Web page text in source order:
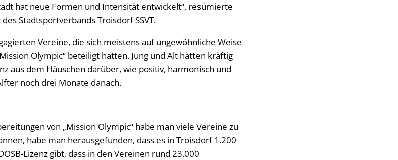
hat neue Formen und Intensität entwickelt“, resümierte
Stadtsportverbands Troisdorf SSVT.
Vereine, die sich meistens auf ungewöhnliche Weise
Olympic“ beteiligt hatten. Jung und Alt hätten kräftig
aus dem Häuschen darüber, wie positiv, harmonisch und
noch drei Monate danach.
von „Mission Olympic“ habe man viele Vereine zu
habe man herausgefunden, dass es in Troisdorf 1.200
Lizenz gibt, dass in den Vereinen rund 23.000